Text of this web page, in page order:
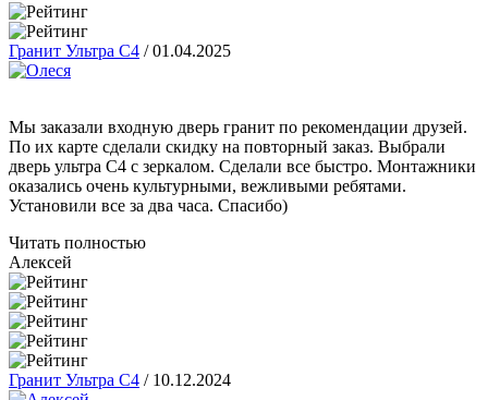
Гранит Ультра С4 /01.04.2025
Мы заказали входную дверь гранит по рекомендации друзей.
По их карте сделали скидку на повторный заказ. Выбрали
дверь ультра С4 с зеркалом. Сделали все быстро. Монтажники
оказались очень культурными, вежливыми ребятами.
Установили все за два часа. Спасибо)
Читать полностью
Алексей
Гранит Ультра С4 / 10.12.2024